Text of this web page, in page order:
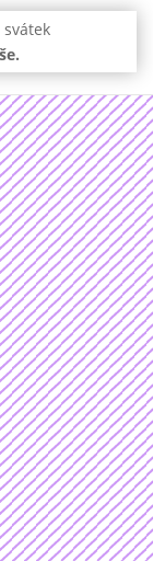
svátek